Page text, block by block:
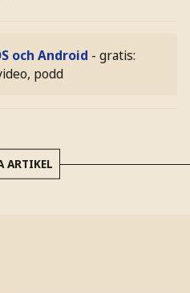
och Android - gratis:
podd
ARTIKEL